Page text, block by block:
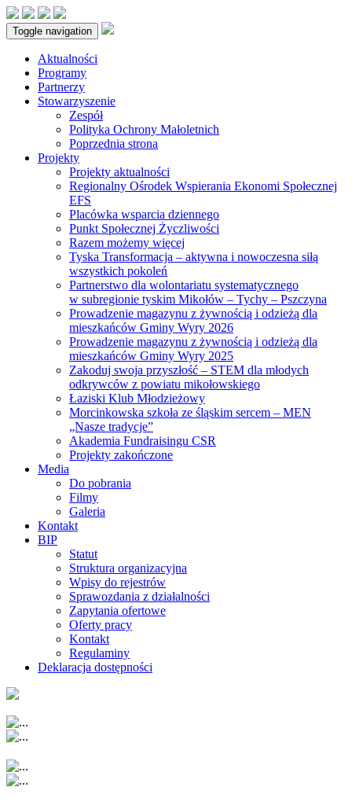
Toggle navigation
Aktualności
Programy
Partnerzy
Stowarzyszenie
Zespół
Polityka Ochrony Małoletnich
Poprzednia strona
Projekty
Projekty aktualności
Regionalny Ośrodek Wspierania Ekonomi Społecznej
EFS
Placówka wsparcia dziennego
Punkt Społecznej Życzliwości
Razem możemy więcej
Tyska Transformacja – aktywna i nowoczesna siłą
wszystkich pokoleń
Partnerstwo dla wolontariatu systematycznego
w subregionie tyskim Mikołów – Tychy – Pszczyna
Prowadzenie magazynu z żywnością i odzieżą dla
mieszkańców Gminy Wyry 2026
Prowadzenie magazynu z żywnością i odzieżą dla
mieszkańców Gminy Wyry 2025
Zakoduj swoja przyszłość – STEM dla młodych
odkrywców z powiatu mikołowskiego
Łaziski Klub Młodzieżowy
Morcinkowska szkoła ze śląskim sercem – MEN
„Nasze tradycje”
Akademia Fundraisingu CSR
Projekty zakończone
Media
Do pobrania
Filmy
Galeria
Kontakt
BIP
Statut
Struktura organizacyjna
Wpisy do rejestrów
Sprawozdania z działalności
Zapytania ofertowe
Oferty pracy
Kontakt
Regulaminy
Deklaracja dostępności